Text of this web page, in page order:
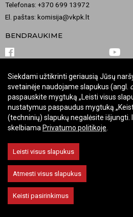
Telefonas: +370 699 13972
El. paštas: komisija@vkpk.lt
BENDRAUKIME
© 2026 Valstybinė kultūros paveldo
Keisti slapukų nustatymus
Siekdami užtikrinti geriausią Jūsų
svetainėje naudojame slapukus (angl.
paspauskite mygtuką „Leisti visus
nustatymus paspaudus mygtuką
(techninių) slapukų negalėsite išjungti.
skelbiama Privatumo politikoje
Leisti visus slapukus
Atmesti visus slapukus
Keisti pasirinkimus